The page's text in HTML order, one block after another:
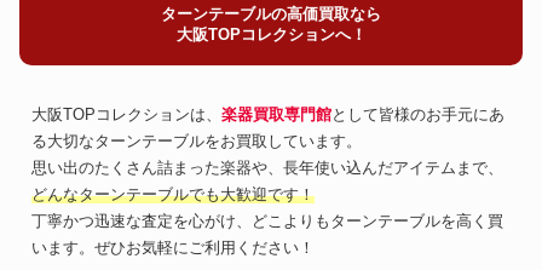
ターンテーブルの高価買取なら
大阪TOPコレクションへ！
大阪TOPコレクションは、 楽器買取専門館として皆様のお手元にあ
る大切なターンテーブルをお買取しています。
思い出のたくさん詰まった楽器や、長年使い込んだアイテムまで、
どんなターンテーブルでも大歓迎です！
丁寧かつ迅速な査定を心がけ、どこよりもターンテーブルを高く買
います。ぜひお気軽にご利用ください！